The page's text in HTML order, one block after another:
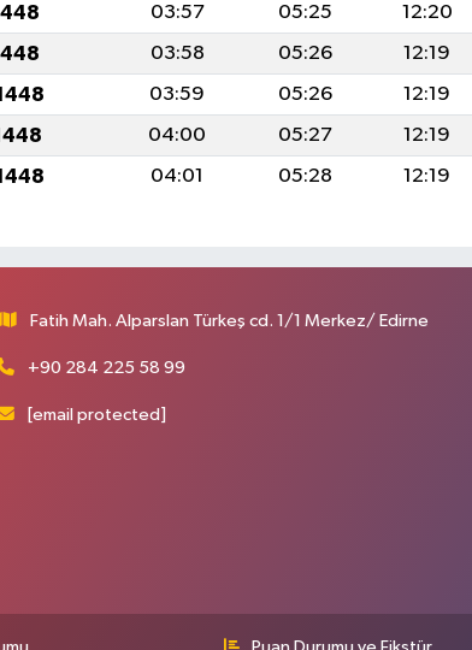
03:57 05:25 12:20
03:58 05:26 12:19
03:59 05:26 12:19
04:00 05:27 12:19
04:01 05:28 12:19
Fatih Mah. Alparslan Türkeş cd. 1/1 Merkez/ Edirne
+90 284 225 58 99
[email protected]